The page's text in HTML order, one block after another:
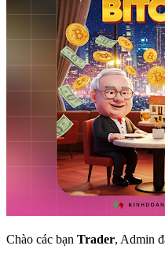
Chào các bạn Trader, Admin